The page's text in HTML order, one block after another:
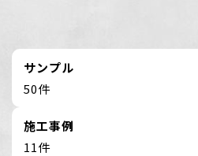
サンプル
50件
施工事例
11件